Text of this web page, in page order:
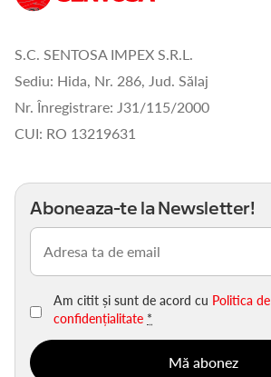
S.C. SENTOSA IMPEX S.R.L.
Sediu: Hida, Nr. 286, Jud. Sălaj
Nr. Înregistrare: J31/115/2000
CUI: RO 13219631
Aboneaza-te la Newsletter!
Email
(Obligatoriu)
Am citit și sunt de acord cu Politica de
confidențialitate *